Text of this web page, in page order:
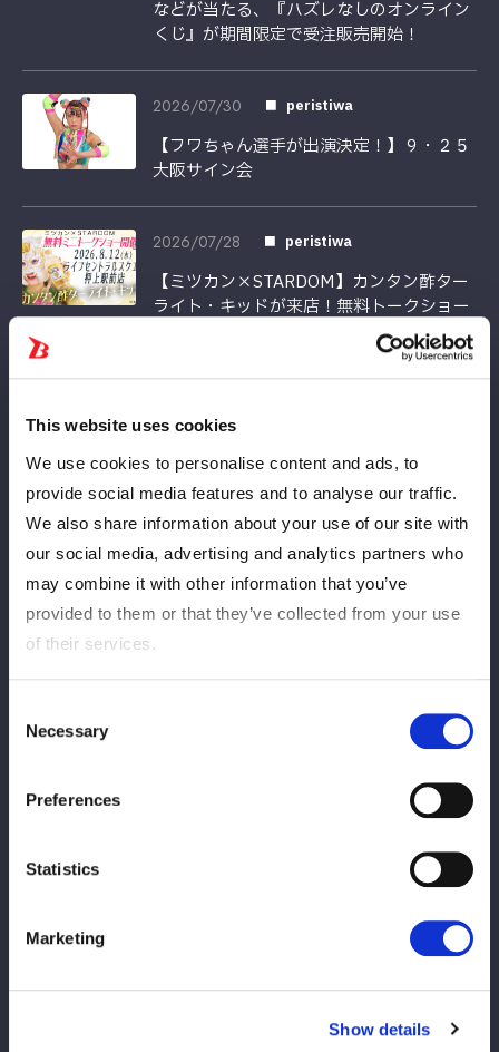
This website uses cookies
We use cookies to personalise content and ads, to
provide social media features and to analyse our traffic.
We also share information about your use of our site with
our social media, advertising and analytics partners who
may combine it with other information that you’ve
provided to them or that they’ve collected from your use
of their services.
Selection
Necessary
Preferences
Statistics
Marketing
Show details
などが当たる、『ハズレなしのオンライン
くじ』が期間限定で受注販売開始！
2026/07/30 peristiwa
【フワちゃん選手が出演決定！】９・２５
大阪サイン会
2026/07/28 peristiwa
【ミツカン×STARDOM】カンタン酢ター
ライト・キッドが来店！無料トークショー
会、一部プランの２次先着販売が決定！！
peristiwa
【9.25 サイン会】出演選手を発表！
GP」＆「Road to G1 CLIMAX」POP UP
STARDOM＆新日本プロレス「5★STAR
GP」＆「Road to G1 CLIMAX」POP UP